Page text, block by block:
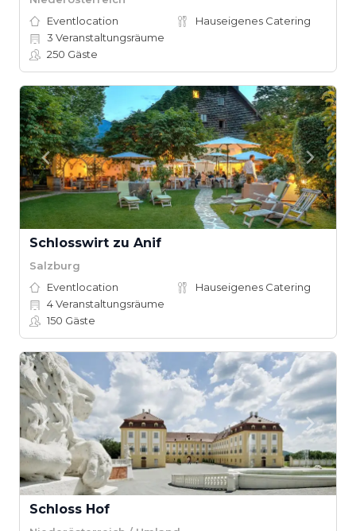
Eventlocation
Hauseigenes Catering
3 Veranstaltungsräume
250 Gäste
Schlosswirt zu Anif
Salzburg
Eventlocation
Hauseigenes Catering
4Veranstaltungsräume
150 Gäste
Schloss Hof